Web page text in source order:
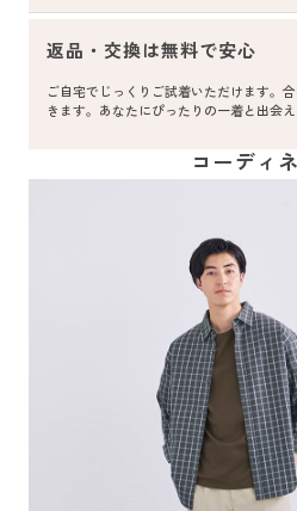
返品・交換は無料で安心
ご自宅でじっくりご試着いただけます。
きます。あなたにぴったりの一着と出会
コーディ